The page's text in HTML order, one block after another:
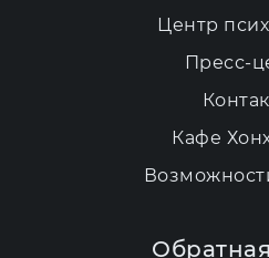
Центр
Пресс-
Кафе